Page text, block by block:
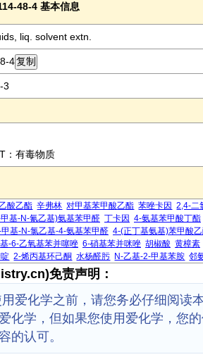
48-4 基本信息
liq. solvent extn.
4
3
T：有毒物质
酸乙酯 辛弗林 对甲基苯甲酸乙酯 苯唑卡因
2,4-二
基-N-氰乙基)氨基苯甲醛 丁卡因 4-氨基苯甲酸丁酯
甲基-N-氯乙基-4-氨基苯甲醛 4-(正丁基氨基)苯甲酸
-6-乙氧基苯并噻唑 6-硝基苯并咪唑 胡椒酸 黄樟素
2-烯丙基环己酮 水杨醛肟 N-乙基-2-甲基苯胺 邻
免责声明：
爱化学之前，请您务必仔细阅读
化学，但如果您使用爱化学，您
的认可。